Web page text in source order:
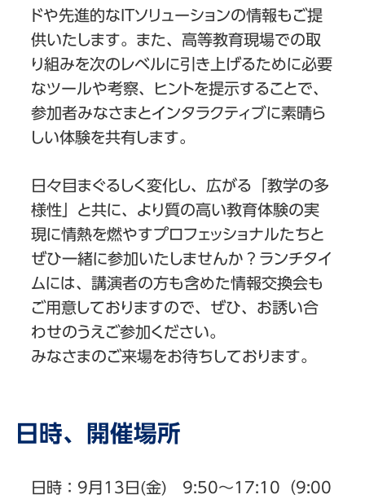
ドや先進的なITソリューションの情報もご提
供いたします。また、高等教育現場での取
り組みを次のレベルに引き上げるために必要
なツールや考察、ヒントを提示することで、
参加者みなさまとインタラクティブに素晴ら
しい体験を共有します。
日々目まぐるしく変化し、広がる「教学の多
様性」と共に、より質の高い教育体験の実
現に情熱を燃やすプロフェッショナルたちと
ぜひ一緒に参加いたしませんか？ランチタイ
ムには、講演者の方も含めた情報交換会も
ご用意しておりますので、ぜひ、お誘い合
わせのうえご参加ください。
みなさまのご来場をお待ちしております。
日時、開催場所
日時：9月13日(金) 9:50～17:10（9:00